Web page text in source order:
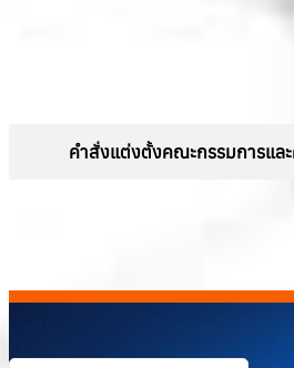
คำสั่งแต่งตั้งคณะกรรมการแล